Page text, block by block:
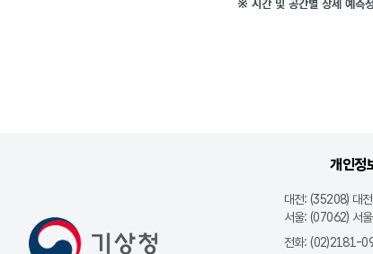
개인정
기상청
기관 정보
대전: (35208) 대
서울: (07062) 서
전화 (02)2181-